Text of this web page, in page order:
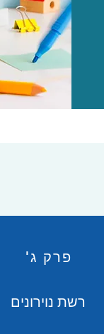
פרק ג'
רשת נוירונים